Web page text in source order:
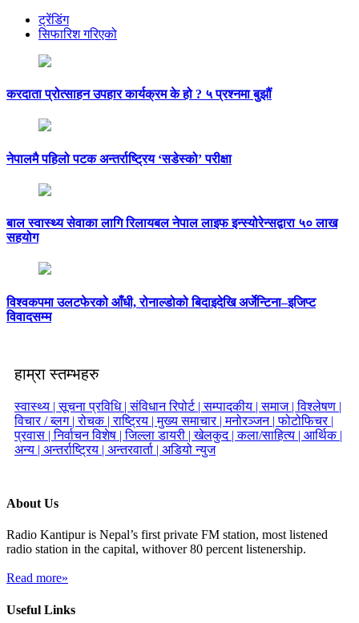
ट्रेंडिंग
सिफारिश गरिएको
करदाता प्रोत्साहन उपहार कार्यक्रम के हो ? ५ प्रश्नमा बुझौं
नेपालमै पहिलो पटक अन्तर्राष्ट्रिय ‘सडेस्को’ परीक्षा
बाल स्वास्थ्य सेवाका लागि रिलायबल नेपाल लाइफ इन्स्योरेन्सद्वारा ५० लाख
सहयोग
विश्वकपमा उलटफेरको आँधी, रोनाल्डोको बिदाइदेखि अर्जेन्टिना–इजिप्ट
विवादसम्म
हाम्रा स्तम्भहरु
स्वास्थ्य |सूचना प्रविधि |संविधान रिपोर्ट |सम्पादकीय |समाज |विश्लेषण |
विचार / ब्लग |रोचक |राष्ट्रिय |मुख्य समाचार |मनोरञ्जन |फोटोफिचर |
प्रवास |निर्वाचन विशेष |जिल्ला डायरी |खेलकुद |कला/साहित्य | आर्थिक |
अन्य | अन्तर्राष्ट्रिय | अन्तरवार्ता | अडियो न्युज
About Us
Radio Kantipur is Nepal’s first private FM station, most listened
radio station in the capital, withover 80 percent listenership.
Read more»
Useful Links